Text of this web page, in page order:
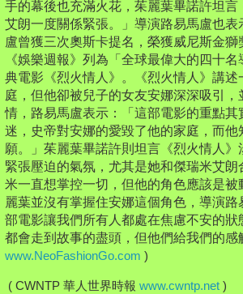
手的幕後也充滿火花，茱麗葉畢諾許坦
艾朗一度關係緊張。」導演路易馬盧也
盧曾獲三次奧斯卡提名，榮獲威尼斯金
《娛樂週報》列為「全球最偉大的四十
典電影《烈火情人》。《烈火情人》講
庭，但他卻被兒子的女友安娜深深吸引
情，路易馬盧表示：「這部電影的重點
迷，史帝對安娜的愛毀了他的家庭，而
願。」茱麗葉畢諾許則坦言《烈火情人
緊張壓迫的氣氛，尤其是她和傑瑞米艾
米一直想掌控一切，但他的角色應該是
麗葉並沒有掌握住安娜這個角色，導演
部電影讓我們所有人都處在焦慮不安的
都會走到故事的盡頭，但他們給我們的感
www.NeoFashionGo.com )
( CWNTP 華人世界時報 www.cwntp.net )